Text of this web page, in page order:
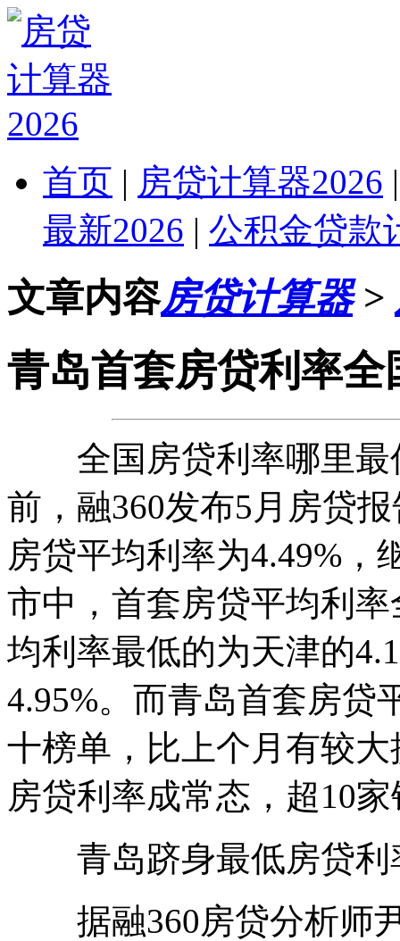
首页 | 房贷计算器2026
最新2026 | 公积金贷款
文章内容房贷计算器>
青岛首套房贷利率全
全国房贷利率哪里最
前，融360发布5月房贷
房贷平均利率为4.49%，
市中，首套房贷平均利
均利率最低的为天津的
4.95%。而青岛首套房贷
十榜单，比上个月有较
房贷利率成常态，超10
青岛跻身最低房贷利
据融360房贷分析师尹